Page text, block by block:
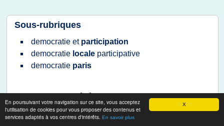
X
En poursuivant votre navigation sur ce site, vous acceptez
l'utilisation de cookies pour vous proposer des contenus et
services adaptés à vos centres d'intérêts. En savoir plus
Sous-rubriques
democratie et participation
democratie locale participative
democratie paris
Autres sous-rubriques
democratie participativefrance / democratie participative
paris / democratie participativeexemple